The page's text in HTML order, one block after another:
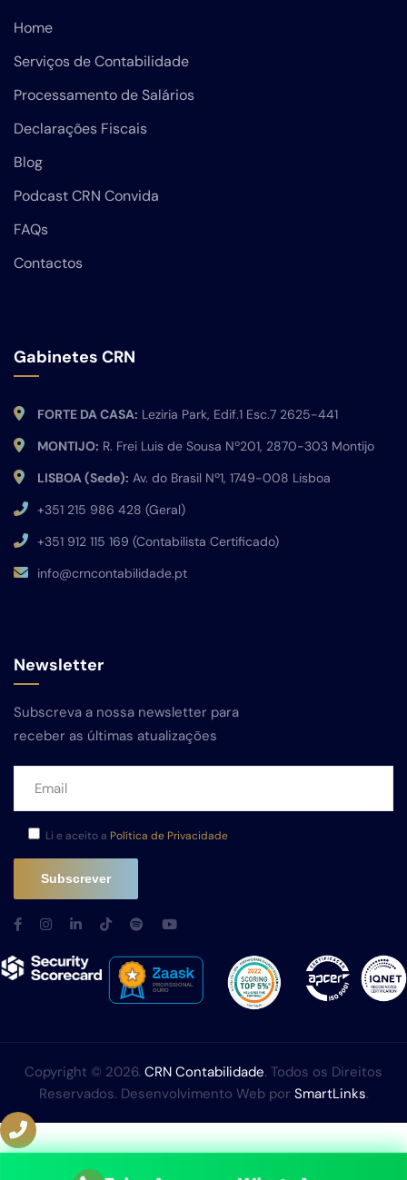
Home
Serviços de Contabilidade
Processamento de Salários
Declarações Fiscais
Blog
Podcast CRN Convida
FAQs
Contactos
Gabinetes CRN
FORTE DA CASA: Leziria Park, Edif.1 Esc.7 2625-441
MONTIJO: R. Frei Luis de Sousa Nº201, 2870-303 Montijo
LISBOA (Sede): Av. do Brasil Nº1, 1749-008 Lisboa
+351 215 986 428 (Geral)
+351 912 115 169 (Contabilista Certificado)
info@crncontabilidade.pt
Newsletter
Subscreva a nossa newsletter para
receber as últimas atualizações
Li e aceito a Política de Privacidade
Copyright © 2026. CRN Contabilidade. Todos os Direitos
Reservados. Desenvolvimento Web por SmartLinks.